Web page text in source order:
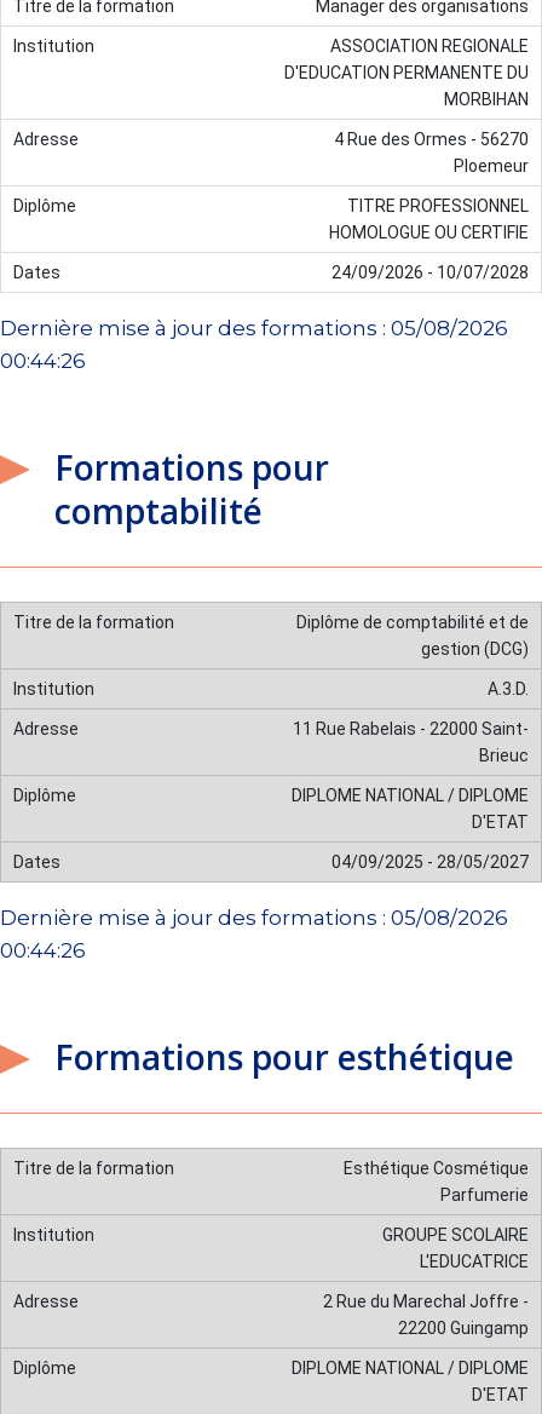
Manager des organisations
ASSOCIATION REGIONALE
D'EDUCATION PERMANENTE DU
MORBIHAN
4 Rue des Ormes - 56270
Ploemeur
TITRE PROFESSIONNEL
HOMOLOGUE OU CERTIFIE
24/09/2026 - 10/07/2028
Dernière mise à jour des formations : 05/08/2026
00:44:26
Formations pour
comptabilité
Diplôme de comptabilité et de
gestion (DCG)
A.3.D.
11 Rue Rabelais - 22000 Saint-
Brieuc
DIPLOME NATIONAL / DIPLOME
D'ETAT
04/09/2025 - 28/05/2027
Dernière mise à jour des formations : 05/08/2026
00:44:26
Formations pour esthétique
Esthétique Cosmétique
Parfumerie
GROUPE SCOLAIRE
L'EDUCATRICE
2 Rue du Marechal Joffre -
22200 Guingamp
DIPLOME NATIONAL / DIPLOME
D'ETAT